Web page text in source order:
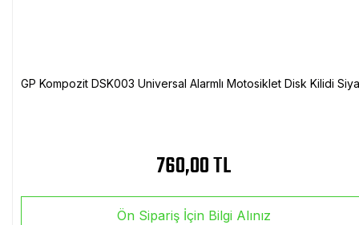
GP Kompozit DSK003 Universal Alarmlı Motosiklet Disk Kilidi
760,00 TL
Ön Sipariş İçin Bilgi Alınız